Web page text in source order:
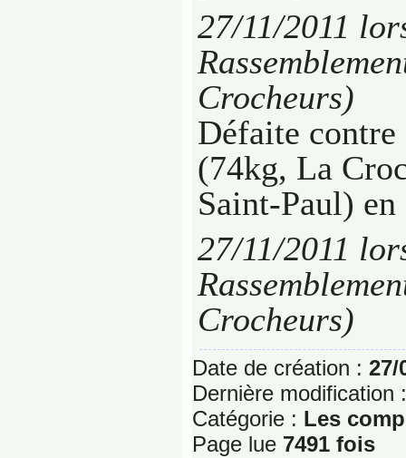
27/11/2011
Crocheurs)
Défaite contre
(74kg, La
Saint-Paul) en
27/11/2011
Crocheurs)
Date de création : 27/
Dernière modification
Catégorie : Les
Page lue 7491 fois